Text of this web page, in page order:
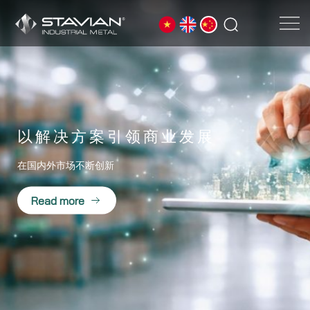
全球规模的工业金属加工与贸易
Read more
东南亚领先的绿色钢铁分销商
Read more
以解决方案引领商业发展
在国内外市场不断创新
Read more
为越南工业金属提供解决方案，
助力越南金属走向世界。
Read more
专业的碳信用咨询与贸易机构
Read more
价值合作，长期双赢
Read more
开拓绿色金属业务
助力全球碳减排路线图。
Read more
致力于长期可持续发展
Read more